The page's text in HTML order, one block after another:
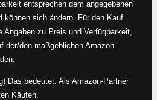
entsprechen dem angegebenen
können sich ändern. Für den Kauf
zu Preis und Verfügbarkeit,
der/den maßgeblichen Amazon-
Das bedeutet: Als Amazon-Partner
Käufen.